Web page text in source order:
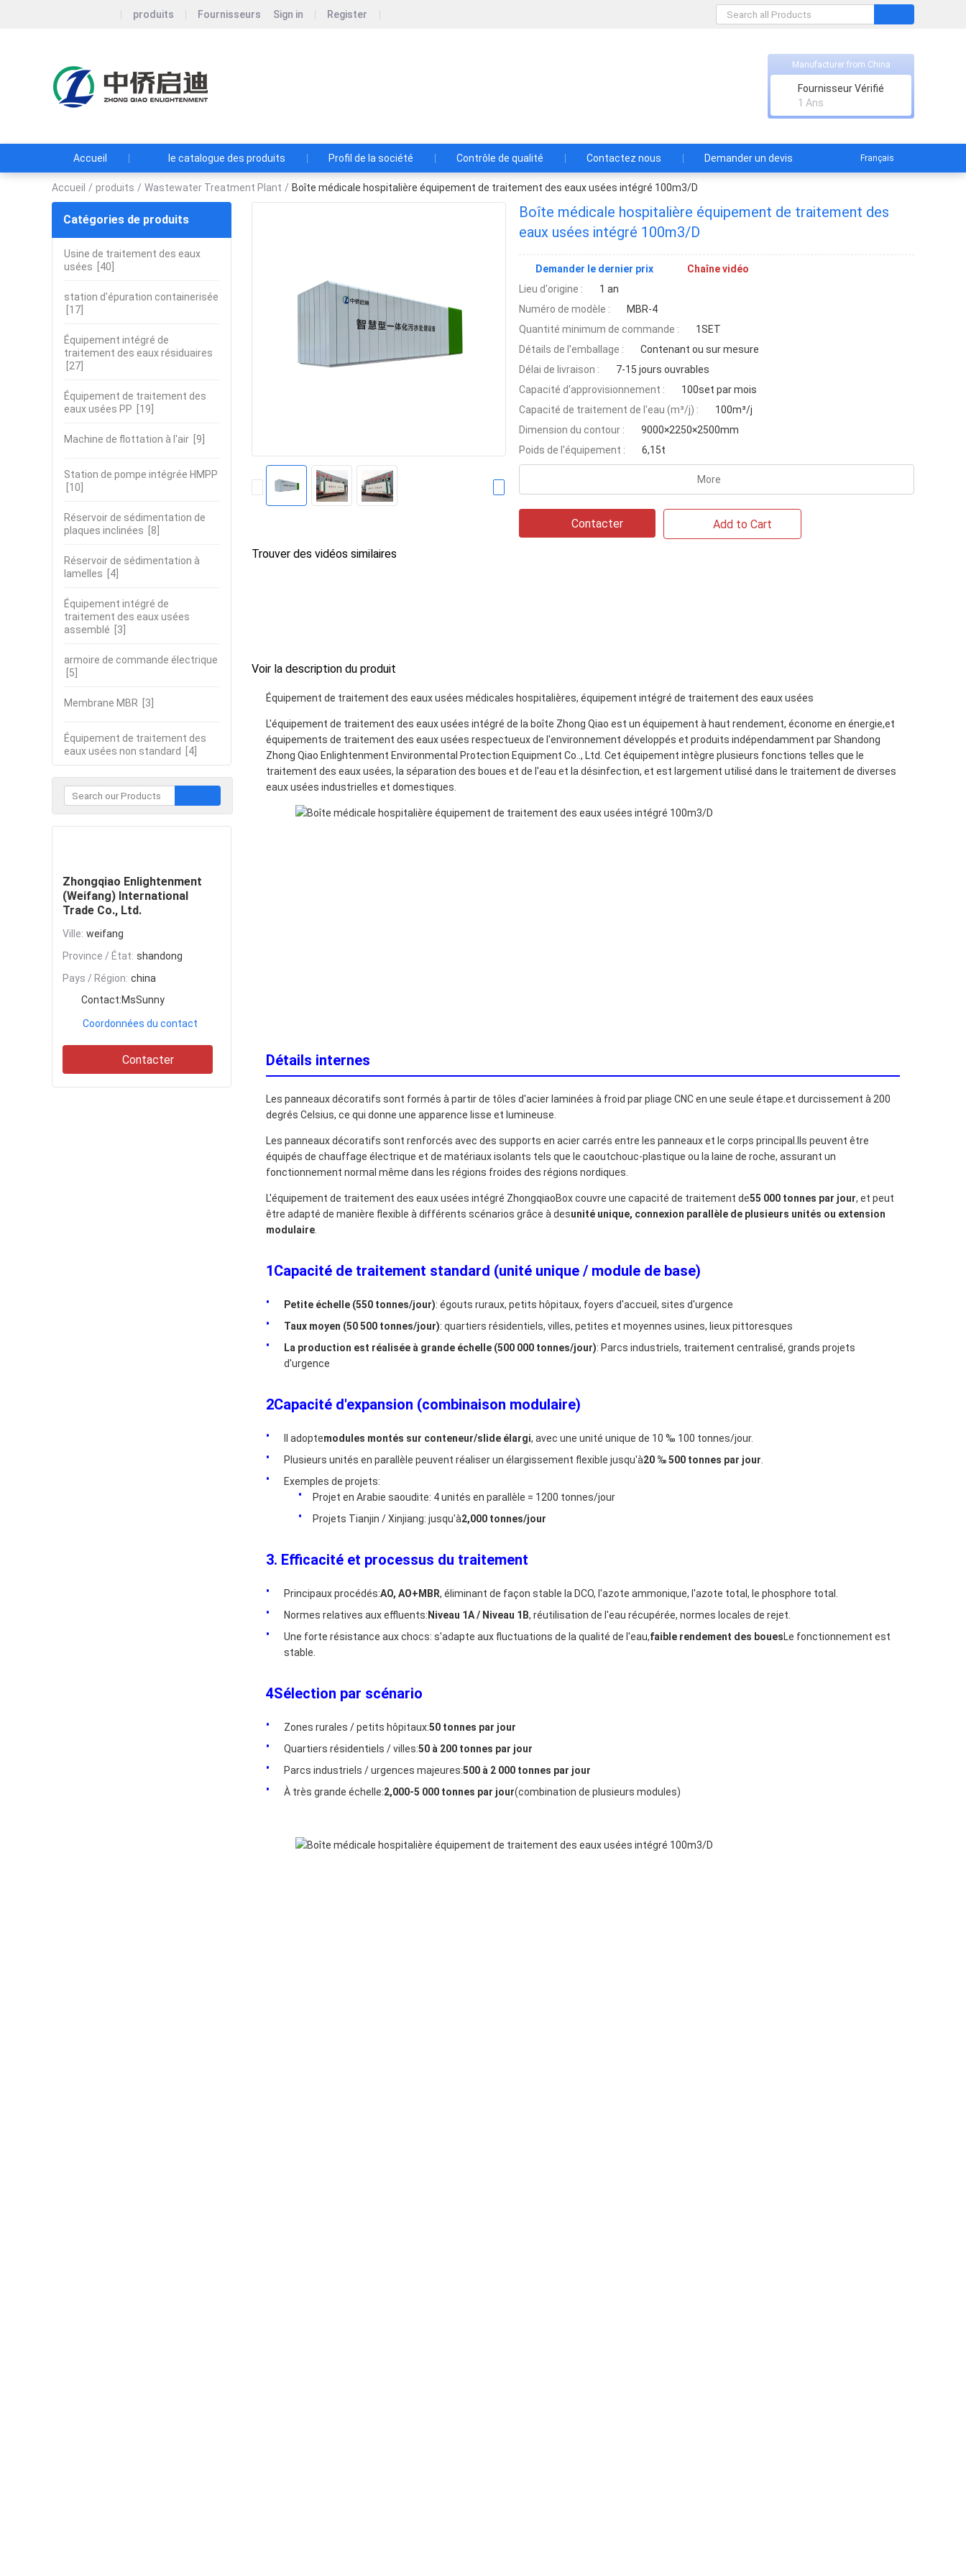
produits Fournisseurs Sign in Register
Manufacturer from China
Fournisseur Vérifié
1 Ans
Accueil le catalogue des produits Profil de la société Contrôle de qualité Contactez nous Demander un devis Français
Accueil / produits / Wastewater Treatment Plant / Boîte médicale hospitalière équipement de traitement des eaux usées intégré 100m3/D
Catégories de produits
Usine de traitement des eaux
usées [40]
station d'épuration containerisée
[17]
Équipement intégré de
traitement des eaux résiduaires
[27]
Équipement de traitement des
eaux usées PP [19]
Machine de flottation à l'air [9]
Station de pompe intégrée HMPP
[10]
Réservoir de sédimentation de
plaques inclinées [8]
Réservoir de sédimentation à
lamelles [4]
Équipement intégré de
traitement des eaux usées
assemblé [3]
armoire de commande électrique
[5]
Membrane MBR [3]
Équipement de traitement des
eaux usées non standard
[4]
Zhongqiao Enlightenment
(Weifang) International
Trade Co., Ltd.
Ville: weifang
Province / État: shandong
Pays / Région: china
Contact:MsSunny
Coordonnées du contact
Contacter
Boîte médicale hospitalière équipement de traitement des
eaux usées intégré 100m3/D
Demander le dernier prix
Chaîne vidéo
Lieu d'origine :
1 an
Numéro de modèle :
MBR-4
Quantité minimum de commande :
1SET
Détails de l'emballage :
Contenant ou sur mesure
Délai de livraison :
7-15 jours ouvrables
Capacité d'approvisionnement :
100set par mois
Capacité de traitement de l'eau (m³/j) :
100m³/j
Dimension du contour :
9000×2250×2500mm
Poids de l'équipement :
6,15t
More
Contacter Add to Cart
Trouver des vidéos similaires
Voir la description du produit
Équipement de traitement des eaux usées médicales hospitalières, équipement intégré de traitement des eaux usées
L'équipement de traitement des eaux usées intégré de la boîte Zhong Qiao est un équipement à haut rendement, économe en énergie,et
équipements de traitement des eaux usées respectueux de l'environnement développés et produits indépendamment par Shandong
Zhong Qiao Enlightenment Environmental Protection Equipment Co.., Ltd. Cet équipement intègre plusieurs fonctions telles que le
traitement des eaux usées, la séparation des boues et de l'eau et la désinfection, et est largement utilisé dans le traitement de diverses
eaux usées industrielles et domestiques.
Détails internes
Les panneaux décoratifs sont formés à partir de tôles d'acier laminées à froid par pliage CNC en une seule étape.et durcissement à 200
degrés Celsius, ce qui donne une apparence lisse et lumineuse.
Les panneaux décoratifs sont renforcés avec des supports en acier carrés entre les panneaux et le corps principal.Ils peuvent être
équipés de chauffage électrique et de matériaux isolants tels que le caoutchouc-plastique ou la laine de roche, assurant un
fonctionnement normal même dans les régions froides des régions nordiques.
L'équipement de traitement des eaux usées intégré ZhongqiaoBox couvre une capacité de traitement de55 000 tonnes par jour, et peut
être adapté de manière flexible à différents scénarios grâce à desunité unique, connexion parallèle de plusieurs unités ou extension
modulaire
1Capacité de traitement standard (unité unique / module de base)
Petite échelle (550 tonnes/jour): égouts ruraux, petits hôpitaux, foyers d'accueil, sites d'urgence
Taux moyen (50 500 tonnes/jour): quartiers résidentiels, villes, petites et moyennes usines, lieux pittoresques
La production est réalisée à grande échelle (500 000 tonnes/jour): Parcs industriels, traitement centralisé, grands projets
d'urgence
2Capacité d'expansion (combinaison modulaire)
Il adoptemodules montés sur conteneur/slide élargi, avec une unité unique de 10 ‰ 100 tonnes/jour.
Plusieurs unités en parallèle peuvent réaliser un élargissement flexible jusqu'à20 ‰ 500 tonnes par jour
Exemples de projets:
Projet en Arabie saoudite: 4 unités en parallèle = 1200 tonnes/jour
Projets Tianjin / Xinjiang: jusqu'à2,000 tonnes/jour
3. Efficacité et processus du traitement
Principaux procédés:AO, AO+MBR, éliminant de façon stable la DCO, l'azote ammonique, l'azote total, le phosphore total.
Normes relatives aux effluents: Niveau 1A / Niveau 1B, réutilisation de l'eau récupérée, normes locales de rejet.
Une forte résistance aux chocs: s'adapte aux fluctuations de la qualité de l'eau,faible rendement des bouesLe fonctionnement est
stable.
4Sélection par scénario
Zones rurales / petits hôpitaux:50 tonnes par jour
Quartiers résidentiels / villes:50 à 200 tonnes par jour
Parcs industriels / urgences majeures:500 à 2 000 tonnes par jour
À très grande échelle:2,000-5 000 tonnes par jour(combination de plusieurs modules)